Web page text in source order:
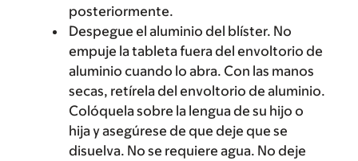
posteriormente.
Despegue el aluminio del blíster. No
empuje la tableta fuera del envoltorio de
aluminio cuando lo abra. Con las manos
secas, retírela del envoltorio de aluminio.
Colóquela sobre la lengua de su hijo o
hija y asegúrese de que deje que se
disuelva. No se requiere agua. No deje